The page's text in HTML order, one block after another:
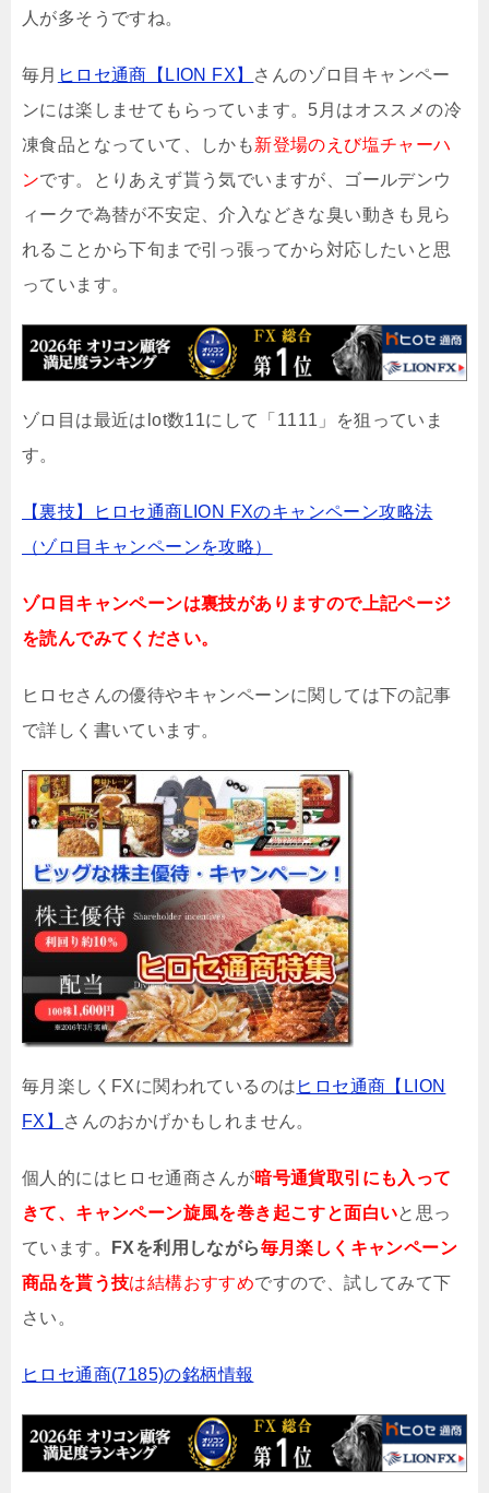
人が多そうですね。
毎月 ヒロセ通商【LION FX】 さんのゾロ目キャンペー
ンには楽しませてもらっています。5月はオススメの冷
凍食品となっていて、しかも新登場のえび塩チャーハ
ンです。とりあえず貰う気でいますが、ゴールデンウ
ィークで為替が不安定、介入などきな臭い動きも見ら
れることから下旬まで引っ張ってから対応したいと思
っています。
ゾロ目は最近はlot数11にして「1111」を狙っていま
す。
【裏技】ヒロセ通商LION FXのキャンペーン攻略法
（ゾロ目キャンペーンを攻略）
ゾロ目キャンペーンは裏技がありますので上記ページ
を読んでみてください。
ヒロセさんの優待やキャンペーンに関しては下の記事
で詳しく書いています。
毎月楽しくFXに関われているのは ヒロセ通商【LION
FX】
さんのおかげかもしれません。
個人的にはヒロセ通商さんが暗号通貨取引にも入って
きて、キャンペーン旋風を巻き起こすと面白いと思っ
ています。
FXを利用しながら毎月楽しくキャンペーン
商品を貰う技は結構おすすめですので、試してみて下
さい。
ヒロセ通商(7185)の銘柄情報